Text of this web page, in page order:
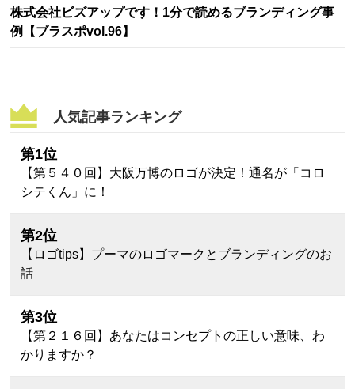
株式会社ビズアップです！1分で読めるブランディング事
例【ブラスポvol.96】
人気記事ランキング
第1位
【第５４０回】大阪万博のロゴが決定！通名が「コロ
シテくん」に！
第2位
【ロゴtips】プーマのロゴマークとブランディングのお
話
第3位
【第２１６回】あなたはコンセプトの正しい意味、わ
かりますか？